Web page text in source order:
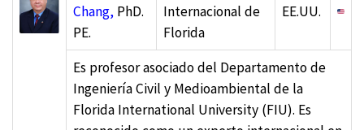
Chang, PhD.
PE.
Internacional de
Florida
EE.UU.
Es profesor asociado del Departamento de
Ingeniería Civil y Medioambiental de la
Florida International University (FIU). Es